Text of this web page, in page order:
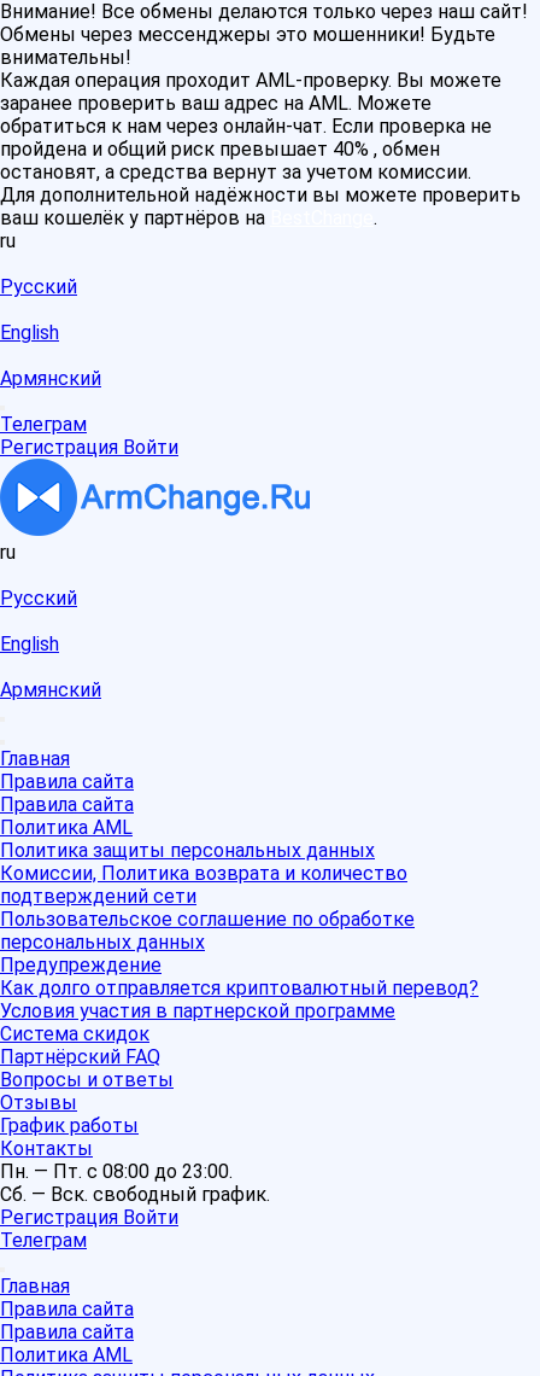
Внимание! Все обмены делаются только через наш сайт!
Обмены через мессенджеры это мошенники! Будьте
внимательны!
Каждая операция проходит AML-проверку. Вы можете
заранее проверить ваш адрес на AML. Можете
обратиться к нам через онлайн-чат. Если проверка не
пройдена и общий риск превышает 40% , обмен
остановят, а средства вернут за учетом комиссии.
Для дополнительной надёжности вы можете проверить
ваш кошелёк у партнёров на
.
ru
Русский
English
Армянский
Телеграм
Регистрация Войти
ru
Русский
English
Армянский
Главная
Правила сайта
Правила сайта
Политика AML
Политика защиты персональных данных
Комиссии, Политика возврата и количество
подтверждений сети
Пользовательское соглашение по обработке
персональных данных
Предупреждение
Как долго отправляется криптовалютный перевод?
Условия участия в партнерской программе
Система скидок
Партнёрский FAQ
Вопросы и ответы
Отзывы
График работы
Контакты
Пн. — Пт. с 08:00 до 23:00.
Сб. — Вск. свободный график.
Регистрация Войти
Телеграм
Главная
Правила сайта
Правила сайта
Политика AML